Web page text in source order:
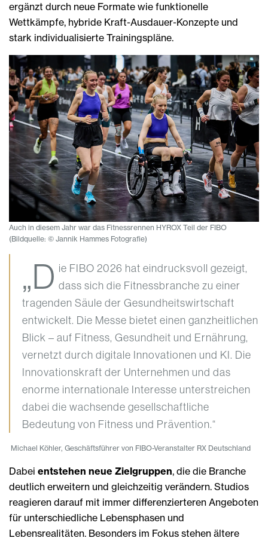
ergänzt durch neue Formate wie funktionelle
Wettkämpfe, hybride Kraft-Ausdauer-Konzepte und
stark individualisierte Trainingspläne.
Auch in diesem Jahr war das Fitnessrennen HYROX Teil der FIBO
(Bildquelle: © Jannik Hammes Fotografie)
„D ie FIBO 2026 hat eindrucksvoll gezeigt,
dass sich die Fitnessbranche zu einer
tragenden Säule der Gesundheitswirtschaft
entwickelt. Die Messe bietet einen ganzheitlichen
Blick – auf Fitness, Gesundheit und Ernährung,
vernetzt durch digitale Innovationen und KI. Die
Innovationskraft der Unternehmen und das
enorme internationale Interesse unterstreichen
dabei die wachsende gesellschaftliche
Bedeutung von Fitness und Prävention.“
Michael Köhler, Geschäftsführer von FIBO-Veranstalter RX Deutschland
Dabei entstehen neue Zielgruppen, die die Branche
deutlich erweitern und gleichzeitig verändern. Studios
reagieren darauf mit immer differenzierteren Angeboten
für unterschiedliche Lebensphasen und
Lebensrealitäten. Besonders im Fokus stehen ältere